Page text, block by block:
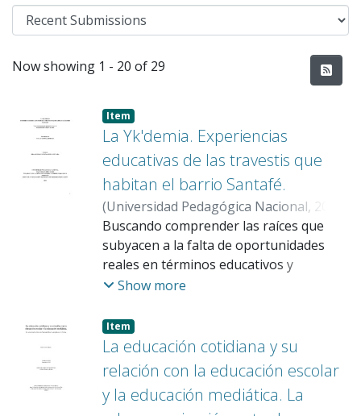
Recent Submissions
Now showing 1 - 20 of 29
Item
La Yk'demia. Experiencias
educativas de las travestis que
habitan el barrio Santafé.
(Universidad Pedagógica Nacional, 2023
Gempeler Rojas, Paula; Guido Guevara,
Sandra Patricia
Buscando comprender las raíces que
subyacen a la falta de oportunidades
reales en términos educativos y
laborales para las mujeres trans* que
investigación recorre los territorios que
componen sus experiencias educativas:
el colegio, la calle, la cárcel y la escuela
comunitaria. Esta es una investigación
colectiva y participativa con los procesos
Show more
Item
La educación cotidiana y su
relación con la educación escolar
y la educación mediática. La